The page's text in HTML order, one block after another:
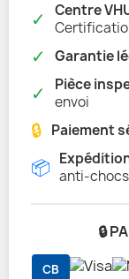
✓ Centre
✓ Garantie
✓ Pièce
envoi
🔒 Paiement
📦 anti-chocs
🔒
CB